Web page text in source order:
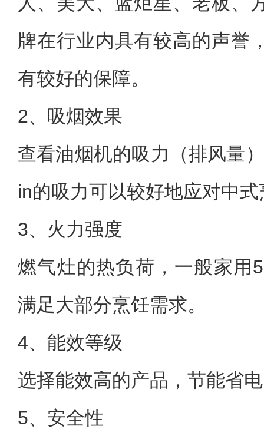
牌在行业内具有较高的声誉
有较好的保障。
2、吸烟效果
查看油烟机的吸力（排风量
in的吸力可以较好地应对中
3、火力强度
燃气灶的热负荷，一般家用
满足大部分烹饪需求。
4、能效等级
选择能效高的产品，节能省
5、安全性